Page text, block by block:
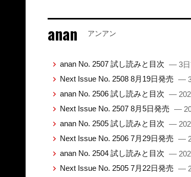
anan アンアン
anan No. 2507 試し読みと目次 — 3日
Next Issue No. 2508 8月19日発売 —
anan No. 2506 試し読みと目次 —
Next Issue No. 2507 8月5日発売 —
anan No. 2505 試し読みと目次 —
Next Issue No. 2506 7月29日発売 —
anan No. 2504 試し読みと目次 —
Next Issue No. 2505 7月22日発売 —